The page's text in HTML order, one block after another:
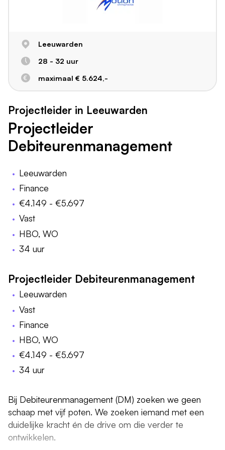
Leeuwarden
28 - 32 uur
maximaal € 5.624,-
Projectleider in Leeuwarden
Projectleider
Debiteurenmanagement
Leeuwarden
Finance
€4.149 - €5.697
Vast
HBO, WO
34 uur
Projectleider Debiteurenmanagement
Leeuwarden
Vast
Finance
HBO, WO
€4.149 - €5.697
34 uur
Bij Debiteurenmanagement (DM) zoeken we geen
schaap met vijf poten. We zoeken iemand met een
duidelijke kracht én de drive om die verder te
ontwikkelen.